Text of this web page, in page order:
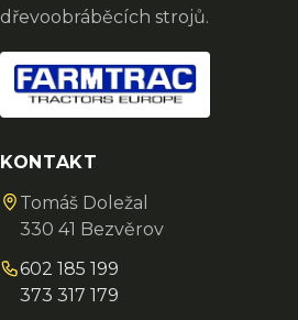
dřevoobráběcích strojů.
KONTAKT
Tomáš Doležal
330 41 Bezvěrov
602 185 199
373 317 179